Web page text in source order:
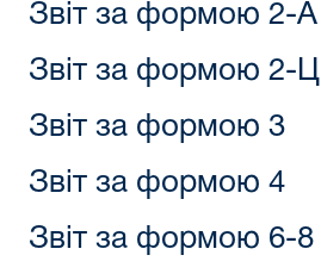
Звіт за формою 2-А
Звіт за формою 2-Ц
Звіт за формою 3
Звіт за формою 4
Звіт за формою 6-8